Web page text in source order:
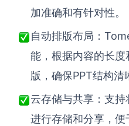
加准确和有针对性。
自动排版布局：
能，根据内容的长
版，确保PPT结构清
云存储与共享：支持
进行存储和分享，